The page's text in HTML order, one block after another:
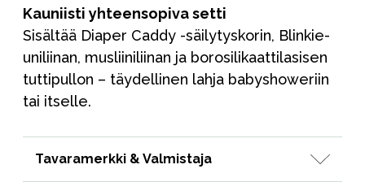
Kauniisti yhteensopiva setti
Sisältää Diaper Caddy -säilytyskorin, Blinkie-
uniliinan, musliiniliinan ja borosilikaattilasisen
tuttipullon – täydellinen lahja babyshoweriin
tai itselle.
Tavaramerkki & Valmistaja